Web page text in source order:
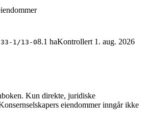
1/13-08.1 haKontrollert 1. aug. 2026
Kun direkte, juridiske
eiendommer inngår ikke